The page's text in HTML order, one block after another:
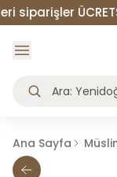
ÜCRETSİZ
Ana Sayfa